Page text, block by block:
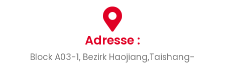
Adresse :
Block A03-1, Bezirk Haojiang,Taishang-